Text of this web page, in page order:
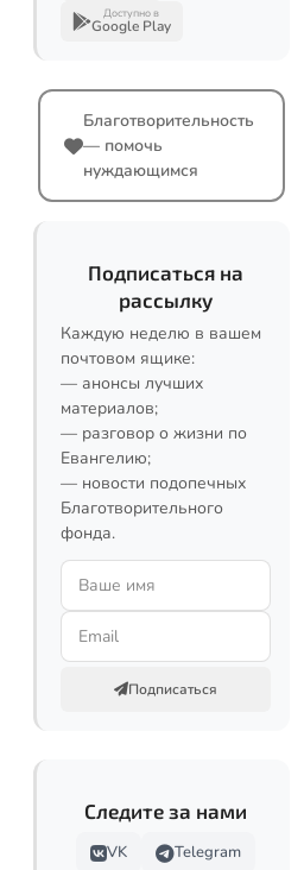
Доступно в
Google Play
Благотворительность
— помочь
нуждающимся
Подписаться на
рассылку
Каждую неделю в вашем
почтовом ящике:
— анонсы лучших
материалов;
— разговор о жизни по
Евангелию;
— новости подопечных
Благотворительного
фонда.
Подписаться
Следите за нами
VK
Telegram